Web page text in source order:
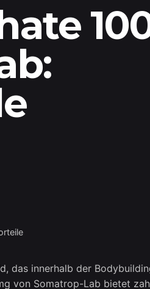
das innerhalb der
von Somatrop-Lab bietet